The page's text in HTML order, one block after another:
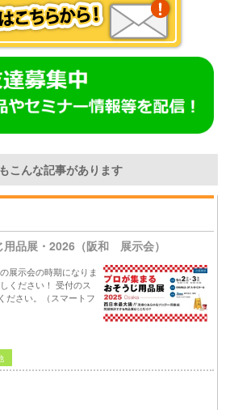
こんな記事があります
用品展・2026（阪和 展示会）
展示会の時期になりま
ください！ 受付のス
ださい。（スマートフ